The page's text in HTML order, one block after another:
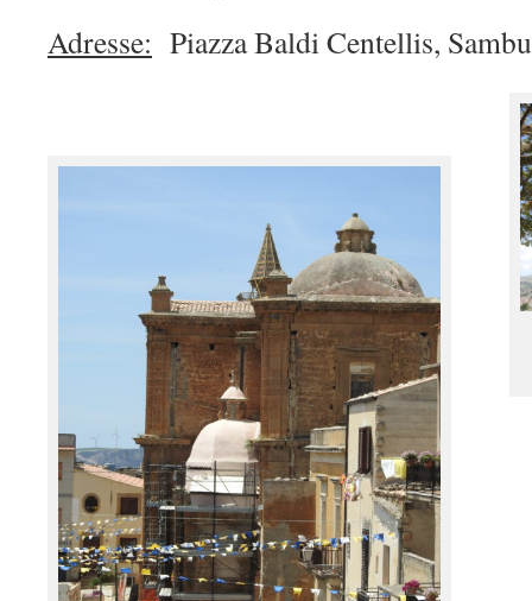
Adresse: Piazza Baldi Centellis,